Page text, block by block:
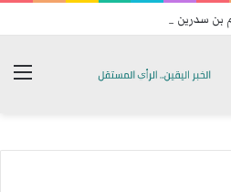
بن سدرين بحالة سراح